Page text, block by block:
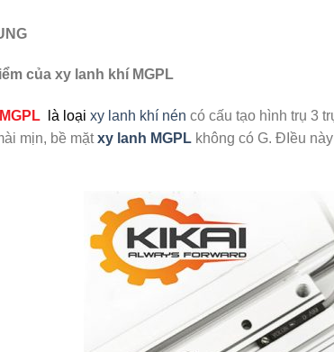
của xy lanh khí MGPL
là loại xy lanh khí nén có cấu tạo hình trụ 3
mịn, bề mặtxy lanh MGPL không có G. ĐIều